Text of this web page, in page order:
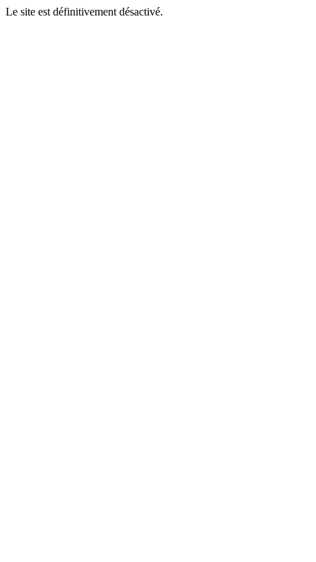
Le site est définitivement désactivé.